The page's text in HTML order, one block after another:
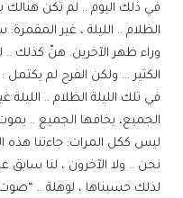
في ذلك اليوم .. لم تكن هنالك
الظلام .. الليلة ، غير
وراء ظهر الآخرين. هنّ كذلك ..
الكثير … ولكن الفرح لم يكتمل :
في تلك الليلة الظلام .. الليلة
الجميع، يخافها الجميع ..
ليس ككل المرات: جاءتنا
نحن .. ولا الآخرون ، لنا سابق
لذلك حسبناها ، لوهلة .. “صوت